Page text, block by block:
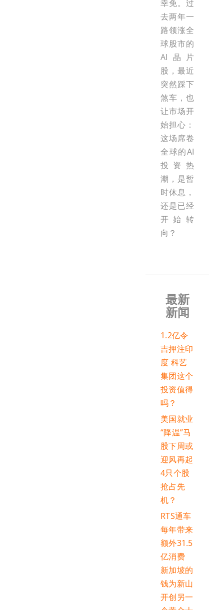
幸免。过
去两年一
路领涨全
球股市的
AI晶片
股，最近
突然踩下
煞车，也
让市场开
始担心：
这场席卷
全球的AI
投资热
潮，是暂
时休息，
还是已经
开始转
向？
最新
新闻
1.2亿令
吉押注印
度 科艺
集团这个
投资值得
吗？
美国就业
“降温”马
股下周或
迎风再起
4只个股
抢占先
机？
RTS通车
每年带来
额外31.5
亿消费
新加坡的
钱为新山
开创另一